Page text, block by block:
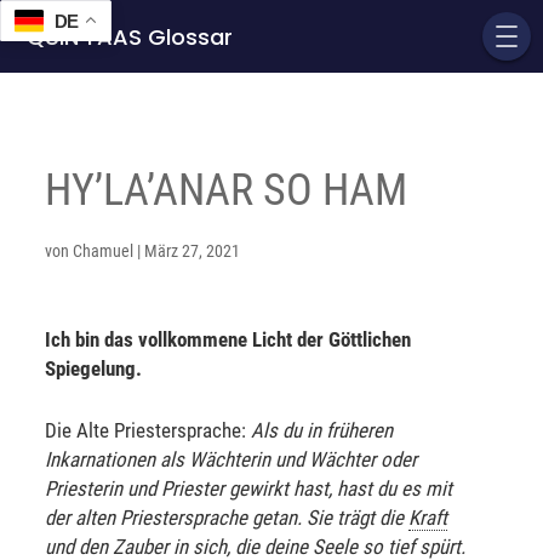
QUIN'TAAS Glossar
HY’LA’ANAR SO HAM
vonChamuel | März 27, 2021
Ich bin das vollkommene Licht der Göttlichen
Spiegelung.
Die Alte Priestersprache:Als du in früheren
Inkarnationen als Wächterin und Wächter oder
Priesterin und Priester gewirkt hast, hast du es mit
der alten Priestersprache getan. Sie trägt die Kraft
und den Zauber in sich, die deine Seele so tief spürt.
DE